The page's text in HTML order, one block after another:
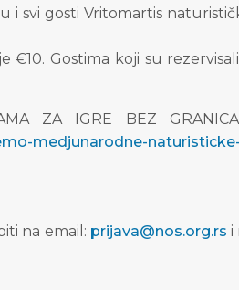
i svi gosti Vritomartis
€10. Gostima koji su
ZA IGRE BEZ
medjunarodne-
na email: prijava@nos.org.rs i